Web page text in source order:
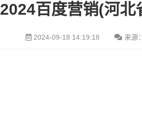
2024百度营销(河北
2024-09-18 14:19:18 来源